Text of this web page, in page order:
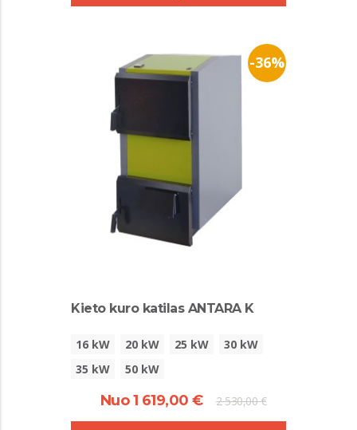
-36%
Kieto kuro katilas ANTARA K
16 kW 20 kW 25 kW
30 kW
35 kW
50 kW
Nuo 1 619,00 € 2 530,00 €